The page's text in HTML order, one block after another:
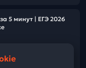
5 минут | ЕГЭ 2026
г., 16:00